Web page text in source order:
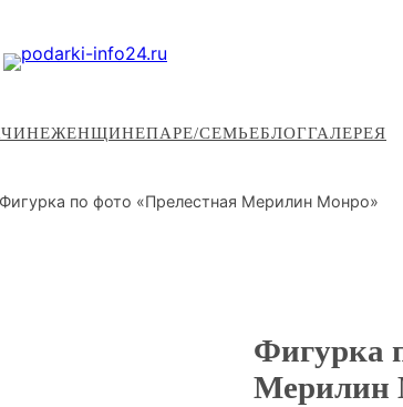
ЖЕНЩИНЕПАРЕ/СЕМЬЕБЛОГГАЛЕРЕЯ
по фото «Прелестная Мерилин Монро»
Фигурка
Мерилин